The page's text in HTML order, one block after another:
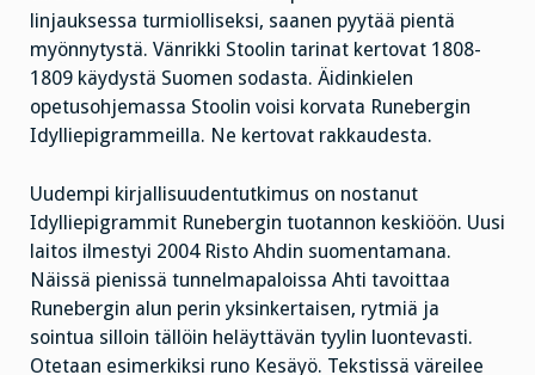
linjauksessa turmiolliseksi, saanen pyytää pientä
myönnytystä. Vänrikki Stoolin tarinat kertovat 1808-
1809 käydystä Suomen sodasta. Äidinkielen
opetusohjemassa Stoolin voisi korvata Runebergin
Idylliepigrammeilla. Ne kertovat rakkaudesta.
Uudempi kirjallisuudentutkimus on nostanut
Idylliepigrammit Runebergin tuotannon keskiöön. Uusi
laitos ilmestyi 2004 Risto Ahdin suomentamana.
Näissä pienissä tunnelmapaloissa Ahti tavoittaa
Runebergin alun perin yksinkertaisen, rytmiä ja
sointua silloin tällöin heläyttävän tyylin luontevasti.
Otetaan esimerkiksi runo Kesäyö. Tekstissä väreilee